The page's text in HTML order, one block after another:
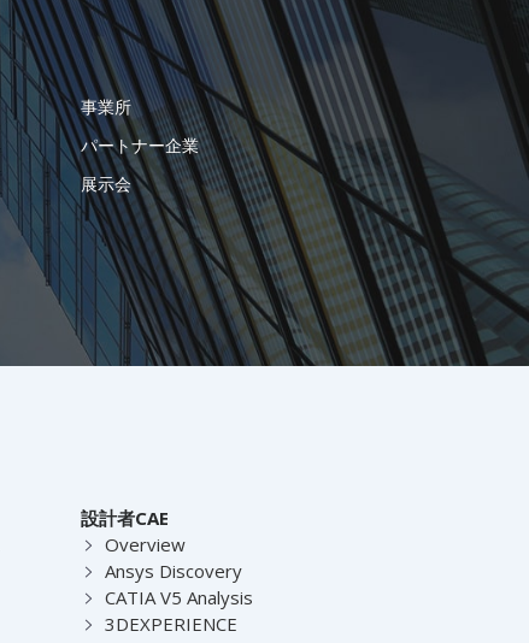
事業所
パートナー企業
展示会
設計者CAE
Overview
Ansys Discovery
CATIA V5 Analysis
3DEXPERIENCE